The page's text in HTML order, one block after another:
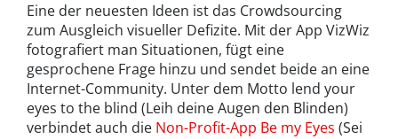
Eine der neuesten Ideen ist das Crowdsourcing
zum Ausgleich visueller Defizite. Mit der App VizWiz
fotografiert man Situationen, fügt eine
gesprochene Frage hinzu und sendet beide an eine
Internet-Community. Unter dem Motto lend your
eyes to the blind (Leih deine Augen den Blinden)
verbindet auch die Non-Profit-App Be my Eyes (Sei